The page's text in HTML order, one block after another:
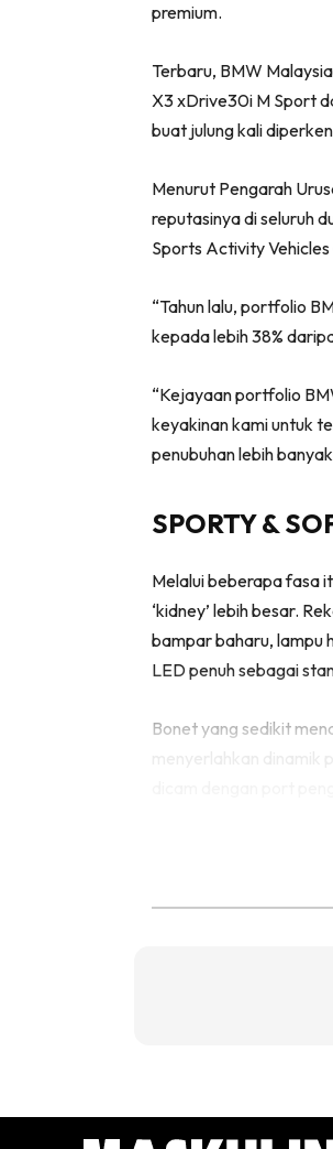
premium.
Terbaru, BMW
X3 xDrive30i M Sport
buat julung kali
Menurut Pengarah
reputasinya di seluruh
Sports Activity
“Tahun lalu, portfolio
kepada lebih 38%
“Kejayaan portfolio
keyakinan kami untuk
penubuhan lebih
SPORTY &
Melalui beberapa fasa
‘kidney’ lebih besar.
bampar baharu, lampu
LED penuh sebagai
Bonet yang sedikit